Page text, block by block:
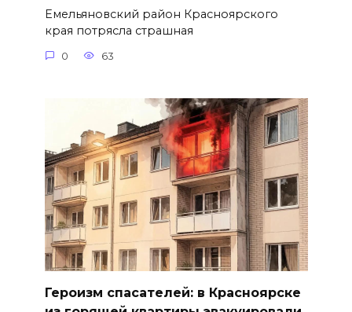
Емельяновский район Красноярского
края потрясла страшная
0 63
Героизм спасателей: в Красноярске